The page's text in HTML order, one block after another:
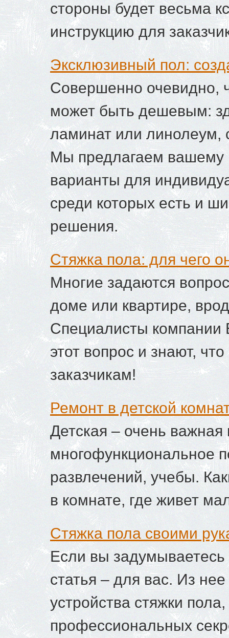
стороны будет весьма
инструкцию для
Эксклюзивный пол:
Совершенно очевидно,
может быть дешевым:
ламинат или линолеум,
Мы предлагаем
варианты для
среди которых есть и
решения.
Cтяжка пола: для чего
Многие задаются
доме или квартире,
Специалисты компании
этот вопрос и знают,
заказчикам!
Ремонт в детской
Детская – очень
многофункциональное
развлечений, учебы.
в комнате, где живет
Стяжка пола своими
Если вы
статья – для вас. Из
устройства стяжки
профессиональных